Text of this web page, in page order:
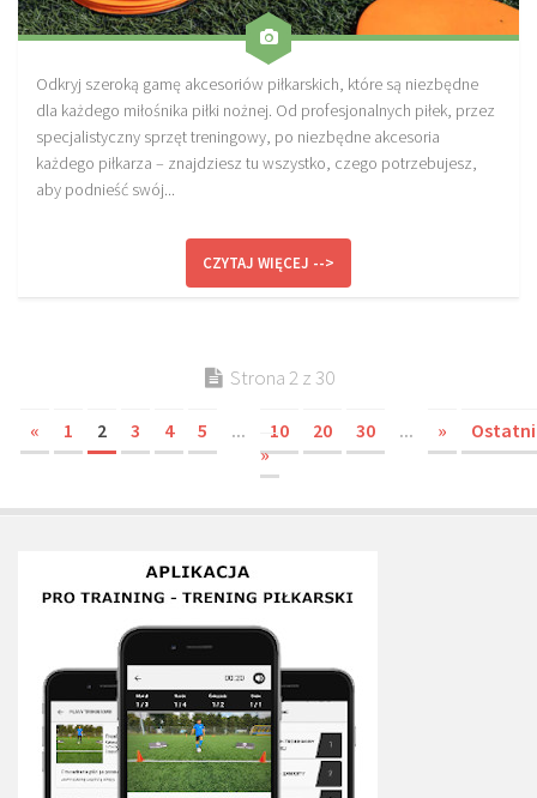
Odkryj szeroką gamę akcesoriów piłkarskich, które są niezbędne
dla każdego miłośnika piłki nożnej. Od profesjonalnych piłek, przez
specjalistyczny sprzęt treningowy, po niezbędne akcesoria
każdego piłkarza – znajdziesz tu wszystko, czego potrzebujesz,
aby podnieść swój...
CZYTAJ WIĘCEJ -->
Strona 2 z 30
« 1 2 3 4 5 ... 10 20 30 ... »
»